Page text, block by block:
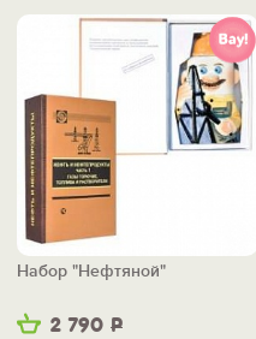
2 790 Р
Набор "Нефтяной"